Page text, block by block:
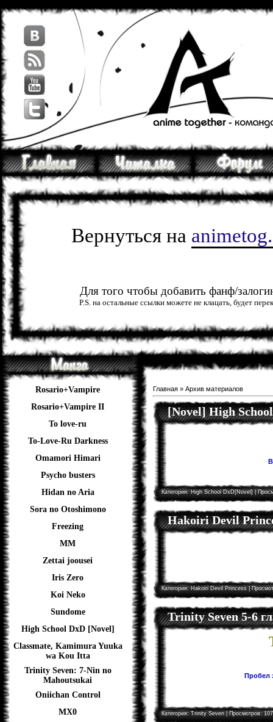
Вернуться на
Для того чтобы добавить фанф/
P.S. на остальные ссылки можете не клацать, будет
Rosario+Vampire
Rosario+Vampire II
To love-ru
To-Love-Ru Darkness
Omamori Himari
Psycho busters
Hidan no Aria
Sora no Otoshimono
Freezing
ММ
Zettai joousei
Iris Zero
Koi Neko
Sundome
High School DxD [Novel]
Classmate, Kamimura Yuuka
wa Kou Itta
Trinity Seven: 7-Nin no
Mahoutsukai
Oniichan Control
MX0
Главная » Архив материалов
[Novel] High
Категория:High School DxD[Novel]|
Hakoiri Devil
Категория:Hakoiri Devil Princess|
Trinity Seven 5-6
Пробел
Категория:Trinity Seven| Просмотров: